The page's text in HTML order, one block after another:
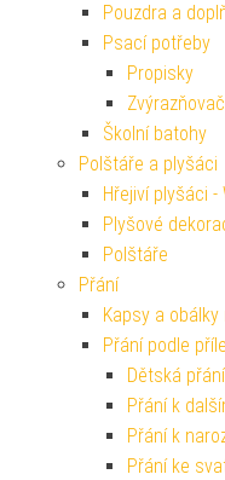
Pouzdra a
Psací potřeby
Propisky
Školní batohy
Polštáře a plyšáci
Hřejiví plyšáci -
Plyšové
Polštáře
Přání
Kapsy a
Přání podle
Dětská přání
Přání k
Přání k
Přání ke